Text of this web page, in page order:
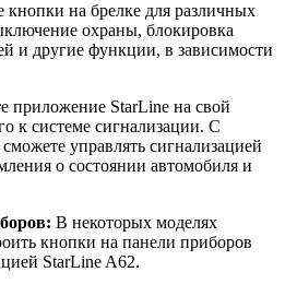
кнопки на брелке для различных
охраны, блокировка
и другие функции, в зависимости
приложение StarLine на свой
к системе сигнализации. С
управлять сигнализацией
о состоянии автомобиля и
В некоторых моделях
кнопки на панели приборов
StarLine A62.